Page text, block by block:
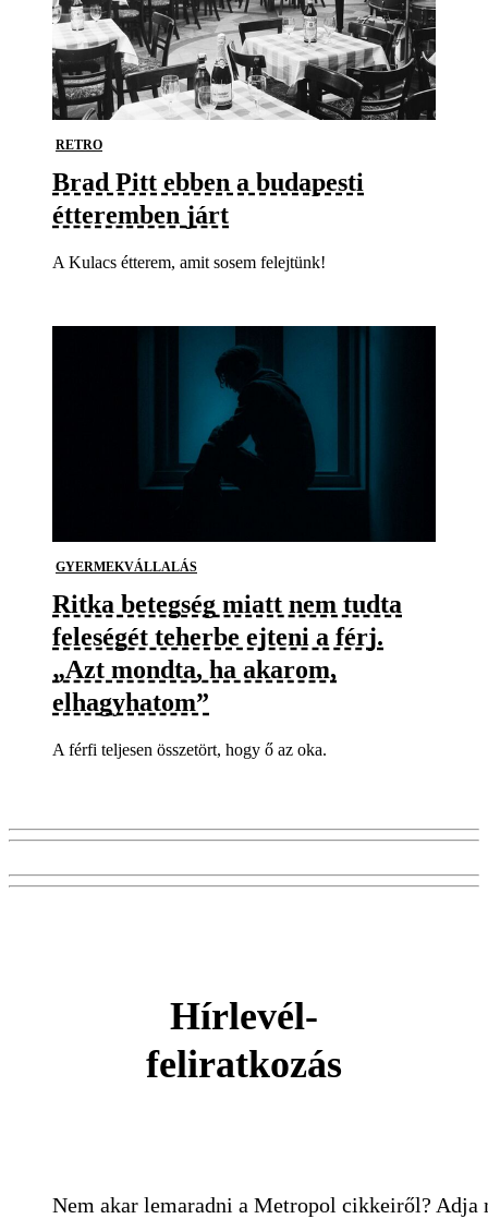
RETRO
Brad Pitt ebben a budapesti
étteremben járt
A Kulacs étterem, amit sosem felejtünk!
GYERMEKVÁLLALÁS
Ritka betegség miatt nem tudta
feleségét teherbe ejteni a férj.
„Azt mondta, ha akarom,
elhagyhatom”
A férfi teljesen összetört, hogy ő az oka.
Hírlevél-
feliratkozás
Nem akar lemaradni a Metropol cikkeiről? Adja